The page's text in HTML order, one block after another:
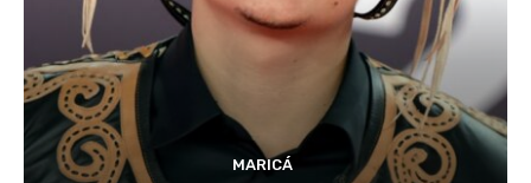
MARICÁ